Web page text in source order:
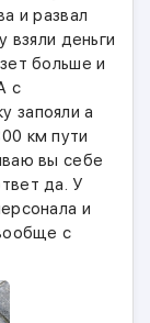
и развал
взяли деньги
больше и
с
запояли а
км пути
вы себе
да. У
и
с